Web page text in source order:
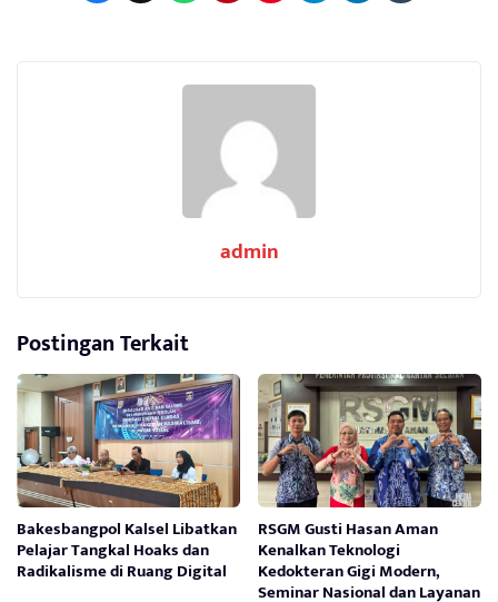
admin
Postingan Terkait
Bakesbangpol Kalsel Libatkan
Pelajar Tangkal Hoaks dan
Radikalisme di Ruang Digital
RSGM Gusti Hasan Aman
Kenalkan Teknologi
Kedokteran Gigi Modern,
Seminar Nasional dan Layanan